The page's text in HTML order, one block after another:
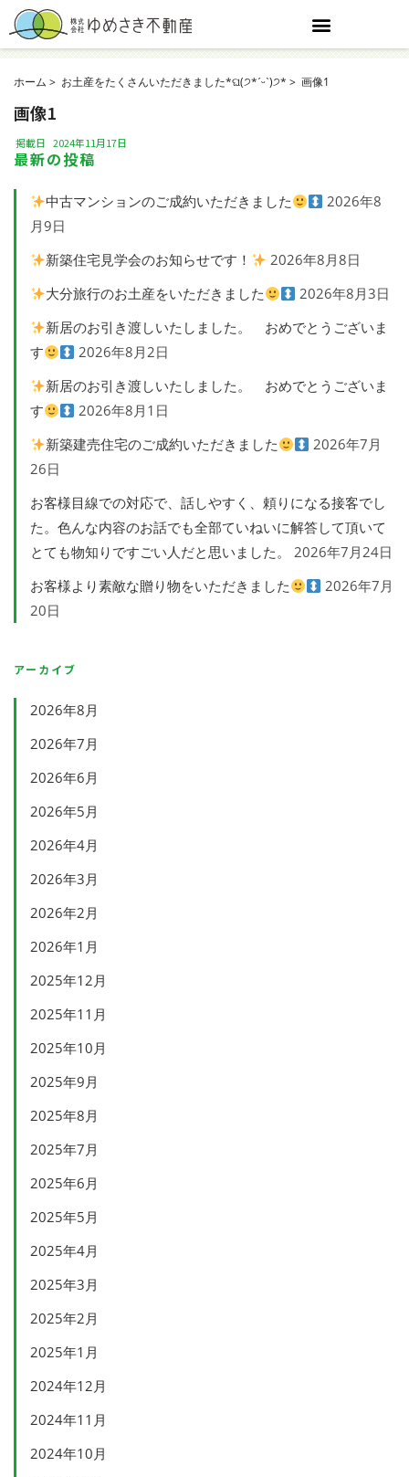
ホーム お土産をたくさんいただきました*ଘ(੭*ˊᵕˋ)੭* 画像1
画像1
掲載日 2024年11月17日
最新の投稿
中古マンションのご成約いただきました
2026年8
月9日
新築住宅見学会のお知らせです！
2026年8月8日
大分旅行のお土産をいただきました
2026年8月3日
新居のお引き渡しいたしました。 おめでとうございま
す
2026年8月2日
新居のお引き渡しいたしました。 おめでとうございま
す
2026年8月1日
新築建売住宅のご成約いただきました
2026年7月
26日
お客様目線での対応で、話しやすく、頼りになる接客でし
た。色んな内容のお話でも全部ていねいに解答して頂いて
とても物知りですごい人だと思いました。
2026年7月24日
お客様より素敵な贈り物をいただきました
2026年7月
20日
アーカイブ
2026年8月
2026年7月
2026年6月
2026年5月
2026年4月
2026年3月
2026年2月
2026年1月
2025年12月
2025年11月
2025年10月
2025年9月
2025年8月
2025年7月
2025年6月
2025年5月
2025年4月
2025年3月
2025年2月
2025年1月
2024年12月
2024年11月
2024年10月